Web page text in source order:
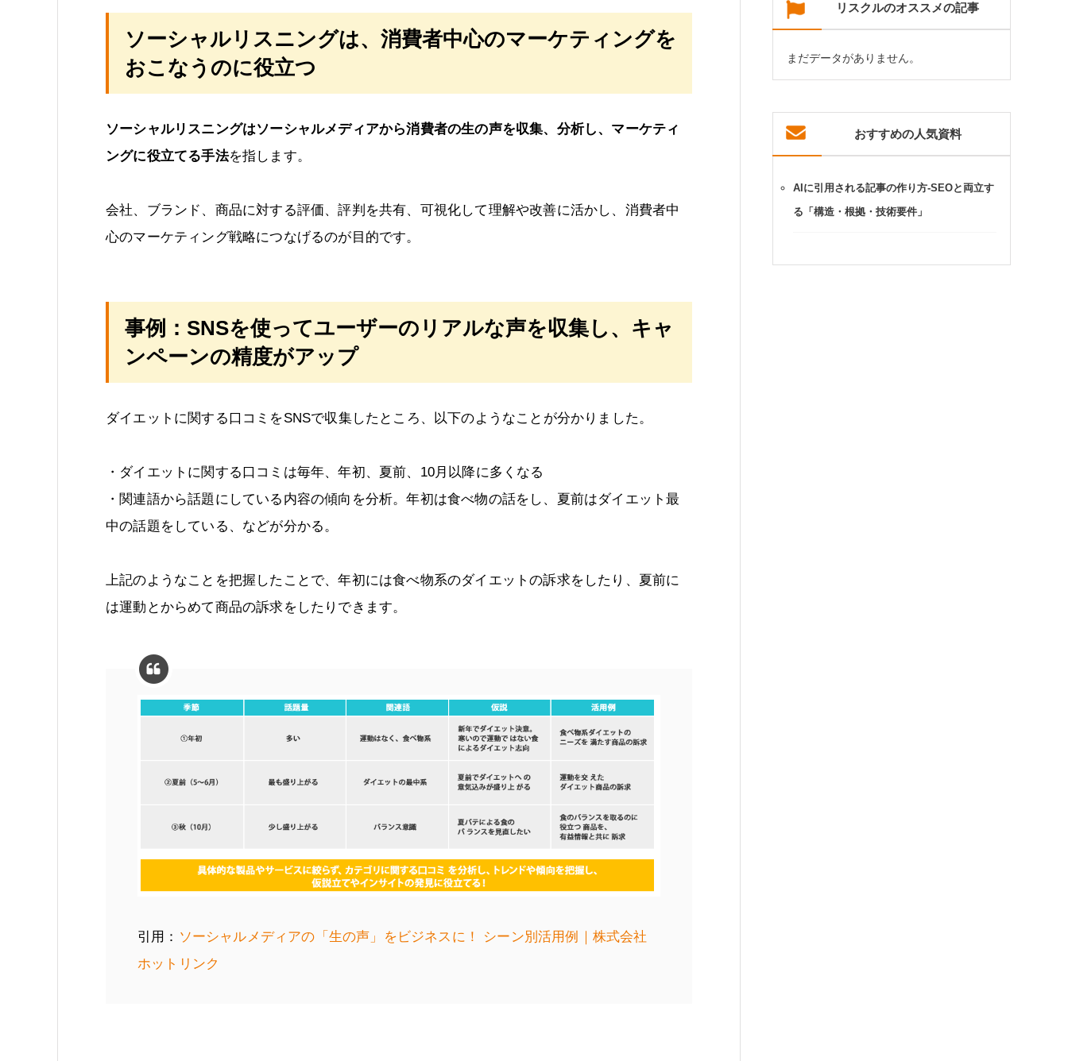
ソーシャルリスニングは、消費者中心のマーケティングを
おこなうのに役立つ
ソーシャルリスニングはソーシャルメディアから消費者の生の声を収集、分析し、マーケティ
ングに役立てる手法を指します。
会社、ブランド、商品に対する評価、評判を共有、可視化して理解や改善に活かし、消費者中
心のマーケティング戦略につなげるのが目的です。
事例：SNSを使ってユーザーのリアルな声を収集し、キャ
ンペーンの精度がアップ
ダイエットに関する口コミをSNSで収集したところ、以下のようなことが分かりました。
・ダイエットに関する口コミは毎年、年初、夏前、10月以降に多くなる
・関連語から話題にしている内容の傾向を分析。年初は食べ物の話をし、夏前はダイエット最
中の話題をしている、などが分かる。
上記のようなことを把握したことで、年初には食べ物系のダイエットの訴求をしたり、夏前に
は運動とからめて商品の訴求をしたりできます。
引用： ソーシャルメディアの「生の声」をビジネスに！ シーン別活用例｜株式会社
ホットリンク
リスクルのオススメの記事
まだデータがありません。
おすすめの人気資料
AIに引用される記事の作り方-SEOと両立す
る「構造・根拠・技術要件」